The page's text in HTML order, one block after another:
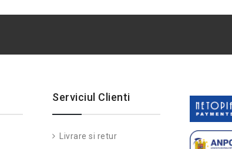
Serviciul Clienti
Livrare si retur